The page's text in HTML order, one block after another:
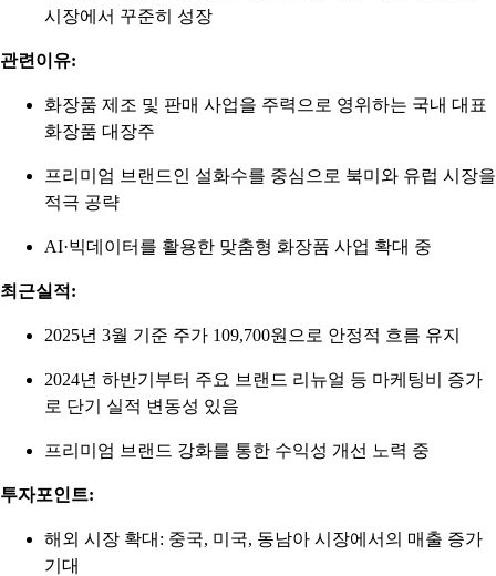
시장에서 꾸준히 성장
관련이유:
화장품 제조 및 판매 사업을 주력으로 영위하는 국내 대표
화장품 대장주
프리미엄 브랜드인 설화수를 중심으로 북미와 유럽 시장을
적극 공략
AI·빅데이터를 활용한 맞춤형 화장품 사업 확대 중
최근실적:
2025년 3월 기준 주가 109,700원으로 안정적 흐름 유지
2024년 하반기부터 주요 브랜드 리뉴얼 등 마케팅비 증가
로 단기 실적 변동성 있음
프리미엄 브랜드 강화를 통한 수익성 개선 노력 중
투자포인트:
해외 시장 확대: 중국, 미국, 동남아 시장에서의 매출 증가
기대